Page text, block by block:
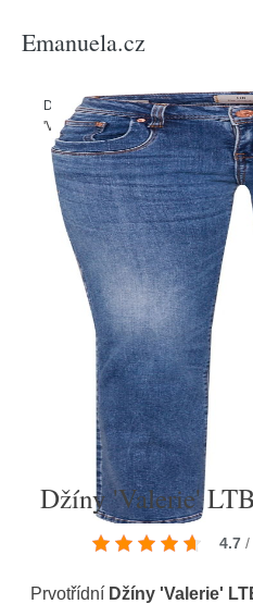
Emanuela.cz
Domů/Produkty/Ženy/Oblečení/
'Valerie' LTB modrá džínovina
Džíny 'Valerie'
4.7 /
Prvotřídní Džíny 'Valerie'